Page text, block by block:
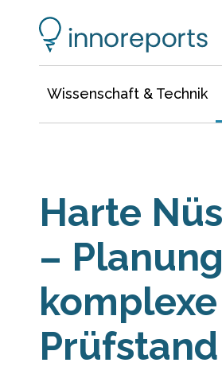
Wissenschaft & Technik
Harte
–
Prüfstand